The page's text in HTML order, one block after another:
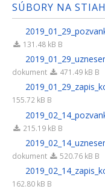
SÚBORY NA
131.48 kB B
dokument
471.49 kB B
155.72 kB B
215.19 kB B
dokument
520.76 kB B
162.80 kB B